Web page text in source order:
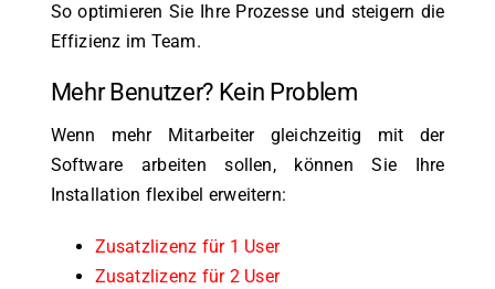
So optimieren Sie Ihre Prozesse und steigern die
Effizienz im Team.
Mehr Benutzer? Kein Problem
Wenn mehr Mitarbeiter gleichzeitig mit der
Software arbeiten sollen, können Sie Ihre
Installation flexibel erweitern:
Zusatzlizenz für 1 User
Zusatzlizenz für 2 User